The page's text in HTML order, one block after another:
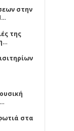
στην
της
στα